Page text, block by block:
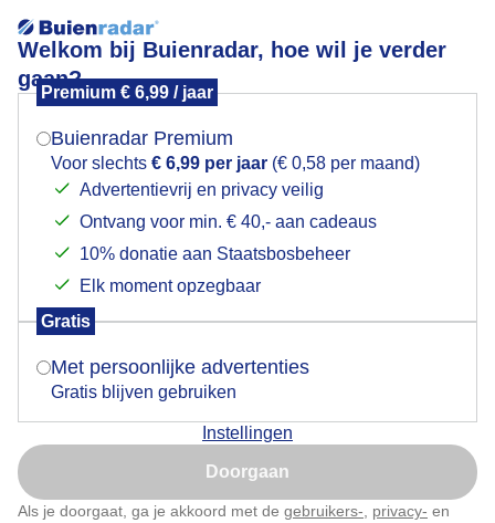
Welkom bij Buienradar, hoe wil je verder
gaan?
Premium € 6,99 / jaar
Buienradar Premium
Voor slechts € 6,99 per jaar (€ 0,58 per maand)
Advertentievrij en privacy veilig
Ontvang voor min. € 40,- aan cadeaus
10% donatie aan Staatsbosbeheer
Elk moment opzegbaar
Gratis
Met persoonlijke advertenties
Gratis blijven gebruiken
Instellingen
Doorgaan
Als je doorgaat, ga je akkoord met de gebruikers- privacy- en
Weerfoto
Door: Debbie Van Ooststroom Gemaakt: 04-06-2026, 63x bekeken
Mogen we je locatie gebruiken voor het
Indien je hier nog geen akkoord op hebt gegeven,
verschijnt er zo een pop-up uit je browser waarin
Is goed, toon de popup
Nu niet, misschien later
Klik hierom dit aan te passen